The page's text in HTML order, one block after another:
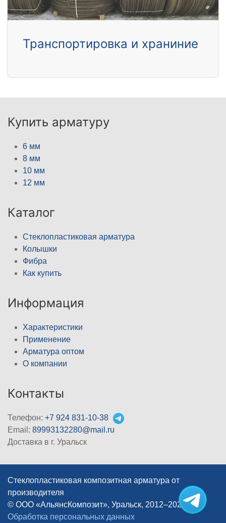
Транспортировка и храниние
Купить арматуру
6 мм
8 мм
10 мм
12 мм
Каталог
Стеклопластиковая арматура
Колышки
Фибра
Как купить
Информация
Характеристики
Применение
Арматура оптом
О компании
Контакты
Телефон: +7 924 831-10-38
Email: 89993132280@mail.ru
Доставка в г. Уральск
Стеклопластиковая композитная арматура от
производителя
© ООО «АльянсКомпозит», Уральск, 2012–2026 |
Обработка персональных данных